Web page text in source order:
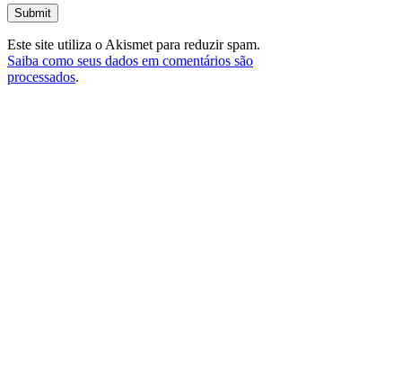
Submit
Este site utiliza o Akismet para reduzir spam.
Saiba como seus dados em comentários são
processados.